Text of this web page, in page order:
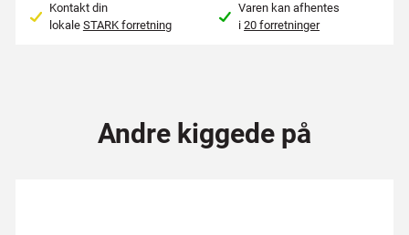
Kontakt din
lokale STARK forretning
Varen kan afhentes
i20 forretninger
Andre kiggede på